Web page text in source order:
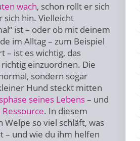
wach, schon rollt er sich
hin. Vielleicht
ist – oder ob mit deinem
im Alltag – zum Beispiel
– ist es wichtig, das
einzuordnen. Die
sondern sogar
Hund steckt mitten
seines Lebens– und
. In diesem
so viel schläft, was
– und wie du ihm helfen